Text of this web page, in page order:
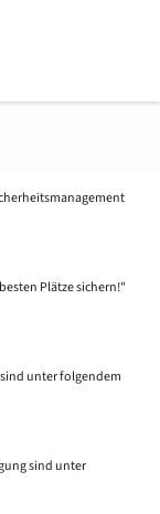
Plätze sichern!"
unter folgendem
sind unter